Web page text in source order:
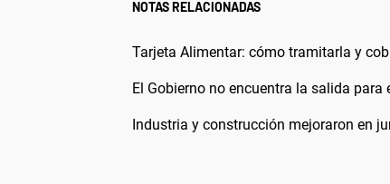
NOTAS RELACIONADAS
Tarjeta Alimentar: cómo tramitarla y
El Gobierno no encuentra la salida
Industria y construcción mejoraron en